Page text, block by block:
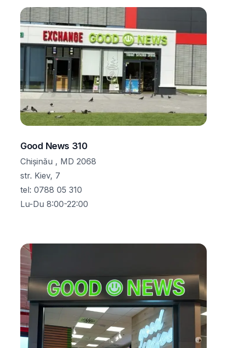
Good News 310
Chișinău , MD 2068
str. Kiev, 7
tel: 0788 05 310
Lu-Du 8:00-22:00